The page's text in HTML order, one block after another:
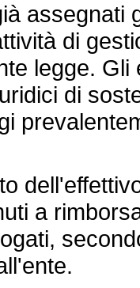
assegnati
di
legge.
di
a